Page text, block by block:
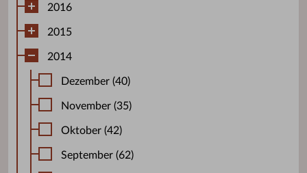
2016
2015
2014
Dezember (40)
November (35)
Oktober (42)
September (62)